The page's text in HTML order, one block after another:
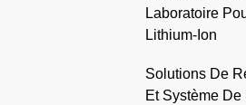
Laboratoire
Lithium-Ion
Solutions De
Et Système